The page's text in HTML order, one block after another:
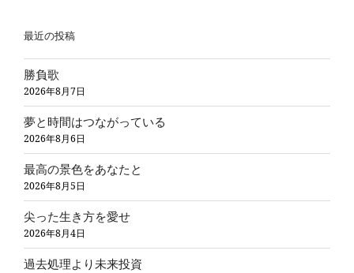
最近の投稿
勝負歌
2026年8月7日
夢と時間はつながっている
2026年8月6日
最高の景色をあなたと
2026年8月5日
尖った生き方を愛せ
2026年8月4日
過去処理より未来投資